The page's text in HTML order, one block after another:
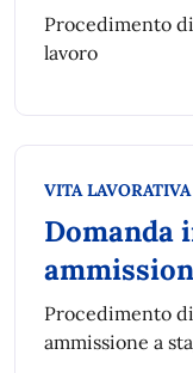
Procedimento
lavoro
Categoria:
VITA LAVORATIVA
Domanda
Procedimento
ammissione a